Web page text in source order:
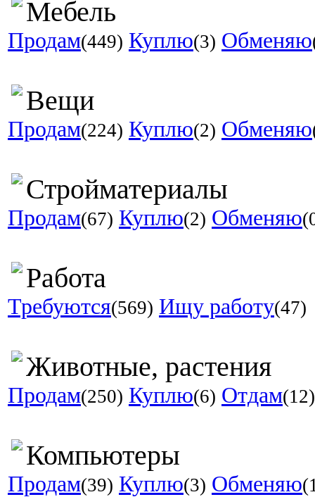
Мебель
Продам(449) Куплю(3) Обменяю
Вещи
Продам(224) Куплю(2) Обменяю
Стройматериалы
Продам(67) Куплю(2) Обменяю
Работа
Требуются(569) Ищу работу(47)
Животные, растения
Продам(250) Куплю(6) Отдам(12)
Компьютеры
Продам(39) Куплю(3) Обменяю